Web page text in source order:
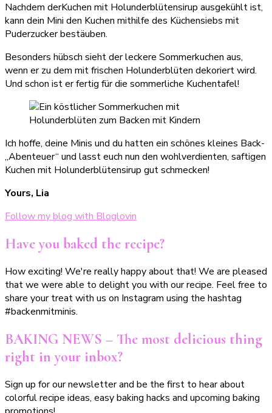
Nachdem derKuchen mit Holunderblütensirup ausgekühlt ist,
kann dein Mini den Kuchen mithilfe des Küchensiebs mit
Puderzucker bestäuben.
Besonders hübsch sieht der leckere Sommerkuchen aus,
wenn er zu dem mit frischen Holunderblüten dekoriert wird.
Und schon ist er fertig für die sommerliche Kuchentafel!
Ich hoffe, deine Minis und du hatten ein schönes kleines Back-
„Abenteuer“ und lasst euch nun den wohlverdienten, saftigen
Kuchen mit Holunderblütensirup gut schmecken!
Yours, Lia
Follow my blog with Bloglovin
Have you baked the recipe?
How exciting! We're really happy about that! We are pleased
that we were able to delight you with our recipe. Feel free to
share your treat with us on Instagram using the hashtag
#backenmitminis.
BAKING NEWS – The most delicious thing
right in your inbox?
Sign up for our newsletter and be the first to hear about
colorful recipe ideas, easy baking hacks and upcoming baking